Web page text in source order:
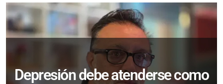
Depresión debe atenderse como